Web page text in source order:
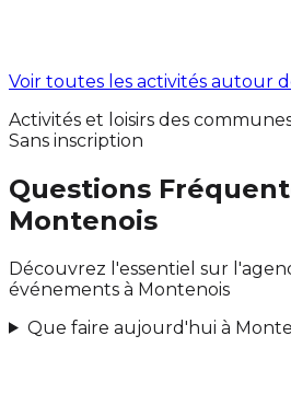
Voir toutes les activités autour
Activités et loisirs des communes
Sans inscription
Questions
Montenois
Découvrez l'essentiel sur
événements à Montenois
Que faire aujourd'hui à